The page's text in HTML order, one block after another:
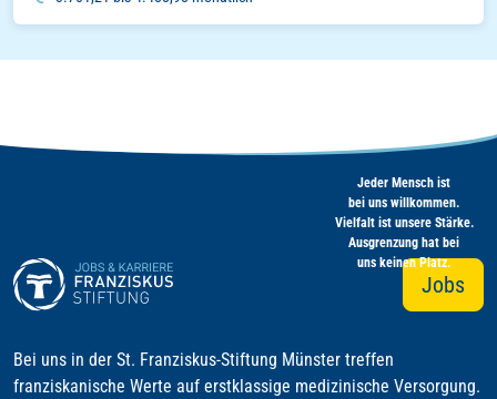
Jeder Mensch ist
bei uns willkommen.
Vielfalt ist unsere Stärke.
Ausgrenzung hat bei
uns keinen Platz.
Jobs
Bei uns in der St. Franziskus-Stiftung Münster treffen
franziskanische Werte auf erstklassige medizinische Versorgung.